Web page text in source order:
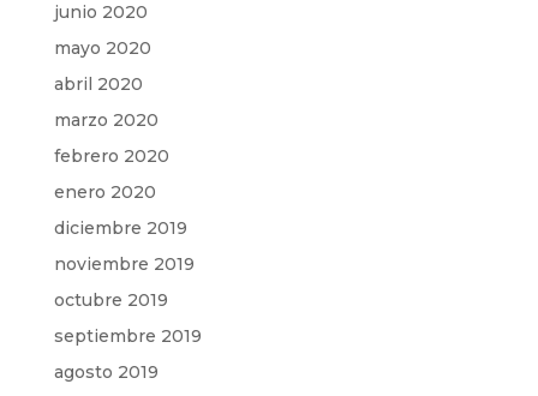
junio 2020
mayo 2020
abril 2020
marzo 2020
febrero 2020
enero 2020
diciembre 2019
noviembre 2019
octubre 2019
septiembre 2019
agosto 2019